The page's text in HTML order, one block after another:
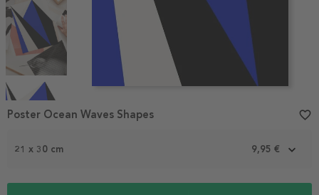
1
21 x 30 cm 9,95 €
Poster Ocean Waves Shapes favorite_border